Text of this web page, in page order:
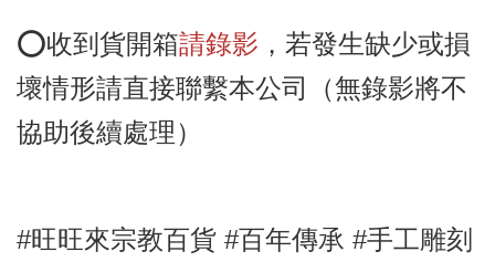
⭕️收到貨開箱請錄影 ，若發生缺少或損
壞情形請直接聯繫本公司（無錄影將不
協助後續處理）
#旺旺來宗教百貨 #百年傳承 #手工雕刻